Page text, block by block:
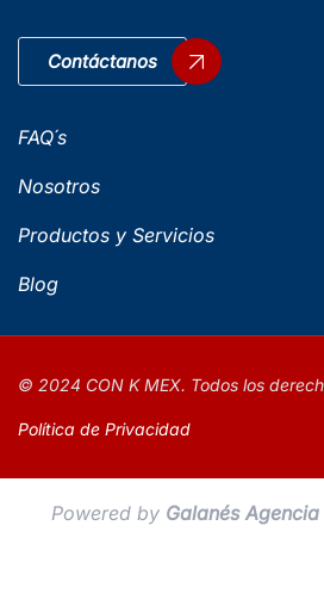
FAQ´s
Nosotros
Productos y Servicios
Blog
Contáctanos
© 2024 CON K MEX. Todos los
Política de Privacidad
Powered by Galanés